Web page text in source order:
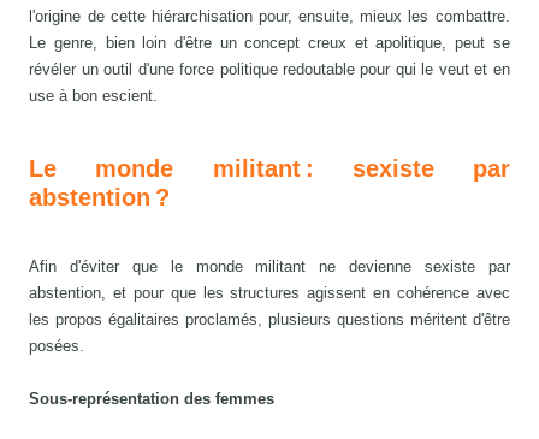
l'origine de cette hiérarchisation pour, ensuite, mieux les combattre.
Le genre, bien loin d'être un concept creux et apolitique, peut se
révéler un outil d'une force politique redoutable pour qui le veut et en
use à bon escient.
Le monde militant : sexiste par
abstention ?
Afin d'éviter que le monde militant ne devienne sexiste par
abstention, et pour que les structures agissent en cohérence avec
les propos égalitaires proclamés, plusieurs questions méritent d'être
posées.
Sous-représentation des femmes